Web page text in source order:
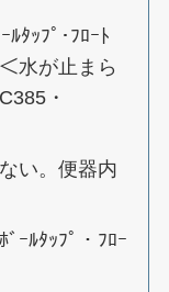
ﾀｯﾌﾟ･ﾌﾛｰﾄ
水が止まら
・
い。便器内
ｰﾙﾀｯﾌﾟ・ﾌﾛｰ